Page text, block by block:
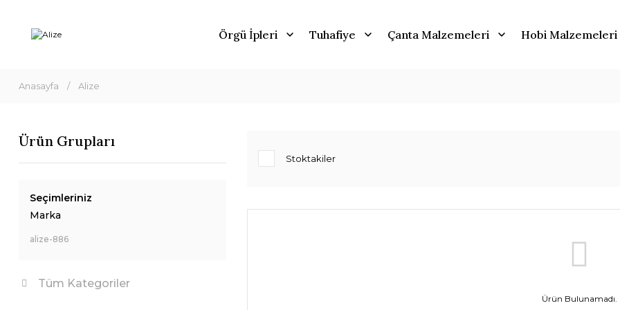
Örgü İpleri Tuhafiye Çanta Malzemeleri Hobi Malzemeleri
Anasayfa Alize
Ürün Grupları
Seçimleriniz
Marka
alize-886
Tüm Kategoriler
Stoktakiler
Ürün Bulunamadı.